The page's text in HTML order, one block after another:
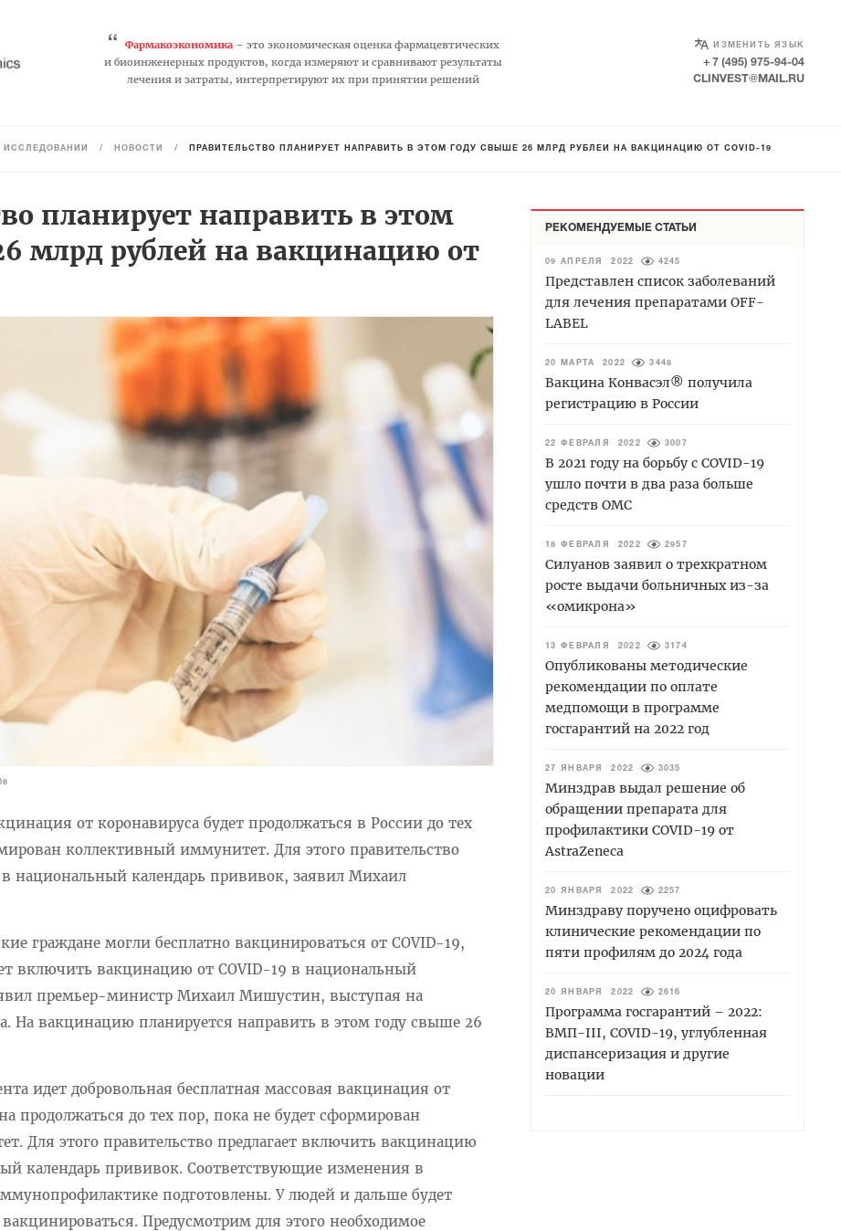
“ Фармакоэкономика– это экономическая оценка фармацевтических
и биоинженерных продуктов, когда измеряют и сравнивают результаты
лечения и затраты, интерпретируют их при принятии решений
ИЗМЕНИТЬ ЯЗЫК
SELECT LANGUAGE
+ 7 (495) 975-94-04
CLINVEST@MAIL.RU
/ НОВОСТИ / ПРАВИТЕЛЬСТВО ПЛАНИРУЕТ НАПРАВИТЬ В ЭТОМ ГОДУ СВЫШЕ 26 МЛРД РУБЛЕЙ НА ВАКЦИНАЦИЮ ОТ COVID-19
планирует направить в этом
млрд рублей на вакцинацию от
от коронавируса будет продолжаться в России до тех
коллективный иммунитет. Для этого правительство
в национальный календарь прививок, заявил Михаил
граждане могли бесплатно вакцинироваться от COVID-19,
включить вакцинацию от COVID-19 в национальный
премьер-министр Михаил Мишустин, выступая на
На вакцинацию планируется направить в этом году свыше 26
идет добровольная бесплатная массовая вакцинация от
продолжаться до тех пор, пока не будет сформирован
Для этого правительство предлагает включить вакцинацию
календарь прививок. Соответствующие изменения в
подготовлены. У людей и дальше будет
Предусмотрим для этого необходимое
РЕКОМЕНДУЕМЫЕ СТАТЬИ
09 АПРЕЛЯ 2022 4245
Представлен список заболеваний
для лечения препаратами OFF-
LABEL
20 МАРТА 2022 3448
Вакцина Конвасэл® получила
регистрацию в России
22 ФЕВРАЛЯ 2022 3007
В 2021 году на борьбу с COVID-19
ушло почти в два раза больше
средств ОМС
18 ФЕВРАЛЯ 2022 2957
Силуанов заявил о трехкратном
росте выдачи больничных из-за
«омикрона»
13 ФЕВРАЛЯ 2022 3174
Опубликованы методические
рекомендации по оплате
медпомощи в программе
госгарантий на 2022 год
27 ЯНВАРЯ 2022 3035
Минздрав выдал решение об
обращении препарата для
профилактики COVID-19 от
AstraZeneca
20 ЯНВАРЯ 2022 2257
Минздраву поручено оцифровать
клинические рекомендации по
пяти профилям до 2024 года
20 ЯНВАРЯ 2022 2616
Программа госгарантий – 2022:
ВМП-III, COVID-19, углубленная
диспансеризация и другие
новации